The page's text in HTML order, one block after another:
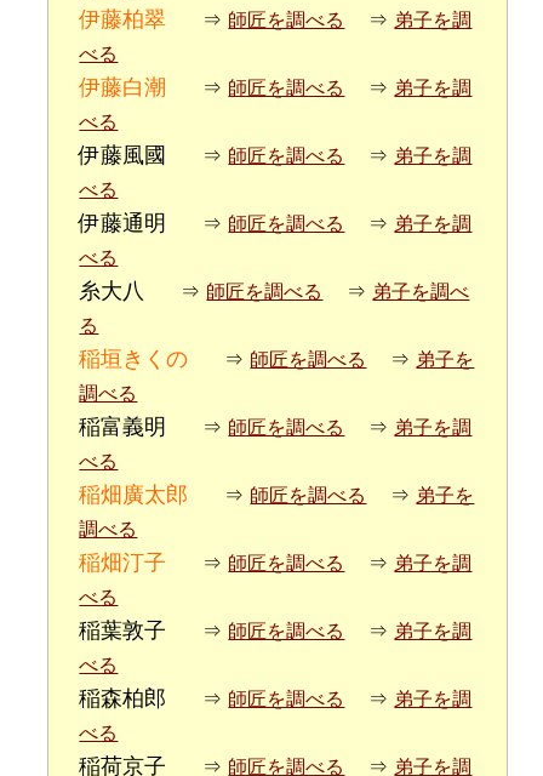
伊藤柏翠 ⇒ 師匠を調べる ⇒ 弟子を調
べる
伊藤白潮 ⇒ 師匠を調べる ⇒ 弟子を調
べる
伊藤風國 ⇒ 師匠を調べる ⇒ 弟子を調
べる
伊藤通明 ⇒ 師匠を調べる ⇒ 弟子を調
べる
糸大八 ⇒ 師匠を調べる ⇒ 弟子を調べ
る
稲垣きくの ⇒ 師匠を調べる ⇒ 弟子を
調べる
稲富義明 ⇒ 師匠を調べる ⇒ 弟子を調
べる
稲畑廣太郎 ⇒ 師匠を調べる ⇒ 弟子を
調べる
稲畑汀子 ⇒ 師匠を調べる ⇒ 弟子を調
べる
稲葉敦子 ⇒ 師匠を調べる ⇒ 弟子を調
べる
稲森柏郎 ⇒ 師匠を調べる ⇒ 弟子を調
べる
稲荷京子 ⇒ 師匠を調べる ⇒ 弟子を調